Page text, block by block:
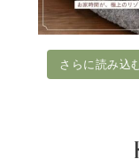
さらに読み込